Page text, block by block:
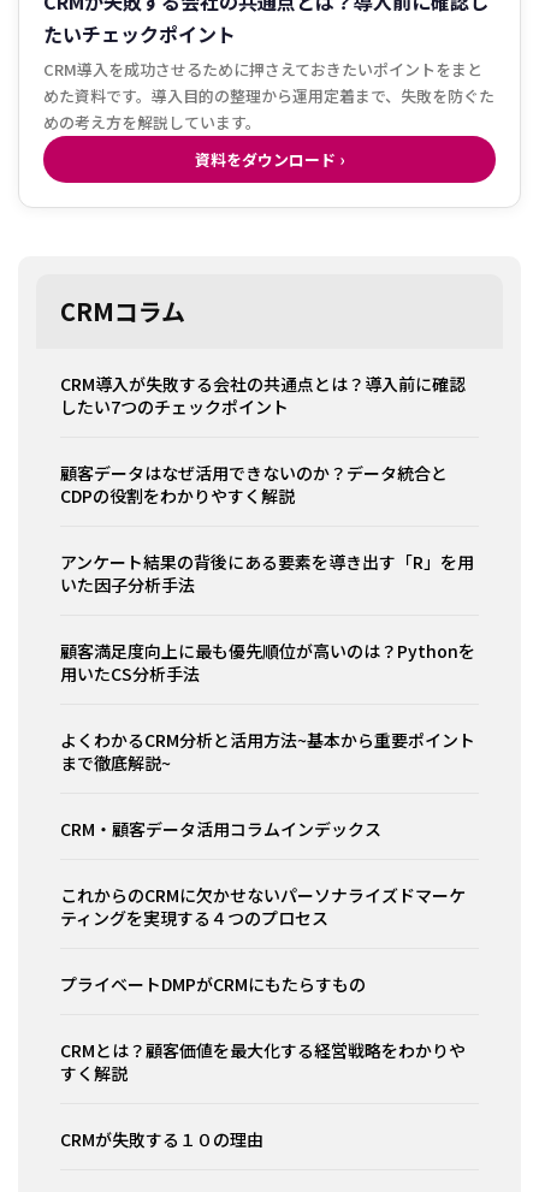
たいチェックポイント
CRM導入を成功させるために押さえておきたいポイントをまと
めた資料です。導入目的の整理から運用定着まで、失敗を防ぐた
めの考え方を解説しています。
資料をダウンロード ›
CRMコラム
CRM導入が失敗する会社の共通点とは？導入前に確認
したい7つのチェックポイント
顧客データはなぜ活用できないのか？データ統合と
CDPの役割をわかりやすく解説
アンケート結果の背後にある要素を導き出す「R」を用
いた因子分析手法
顧客満足度向上に最も優先順位が高いのは？Pythonを
用いたCS分析手法
よくわかるCRM分析と活用方法~基本から重要ポイント
まで徹底解説~
CRM・顧客データ活用コラムインデックス
これからのCRMに欠かせないパーソナライズドマーケ
ティングを実現する４つのプロセス
プライベートDMPがCRMにもたらすもの
CRMとは？顧客価値を最大化する経営戦略をわかりや
すく解説
CRMが失敗する１０の理由